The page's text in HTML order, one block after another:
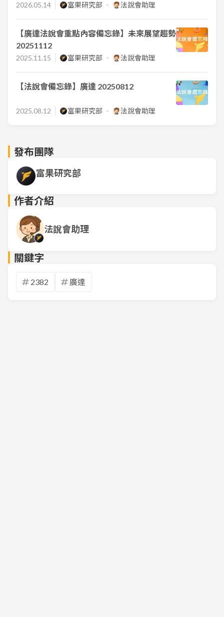
2026.05.14 富果研究部 法說會助理
【廣達法說會重點內容備忘錄】未來展望趨勢
20251112
2025.11.15 富果研究部 法說會助理
【法說會備忘錄】廣達 20250812
2025.08.12 富果研究部 法說會助理
發布團隊
富果研究部
作者介紹
法說會助理
關鍵字
2382 廣達